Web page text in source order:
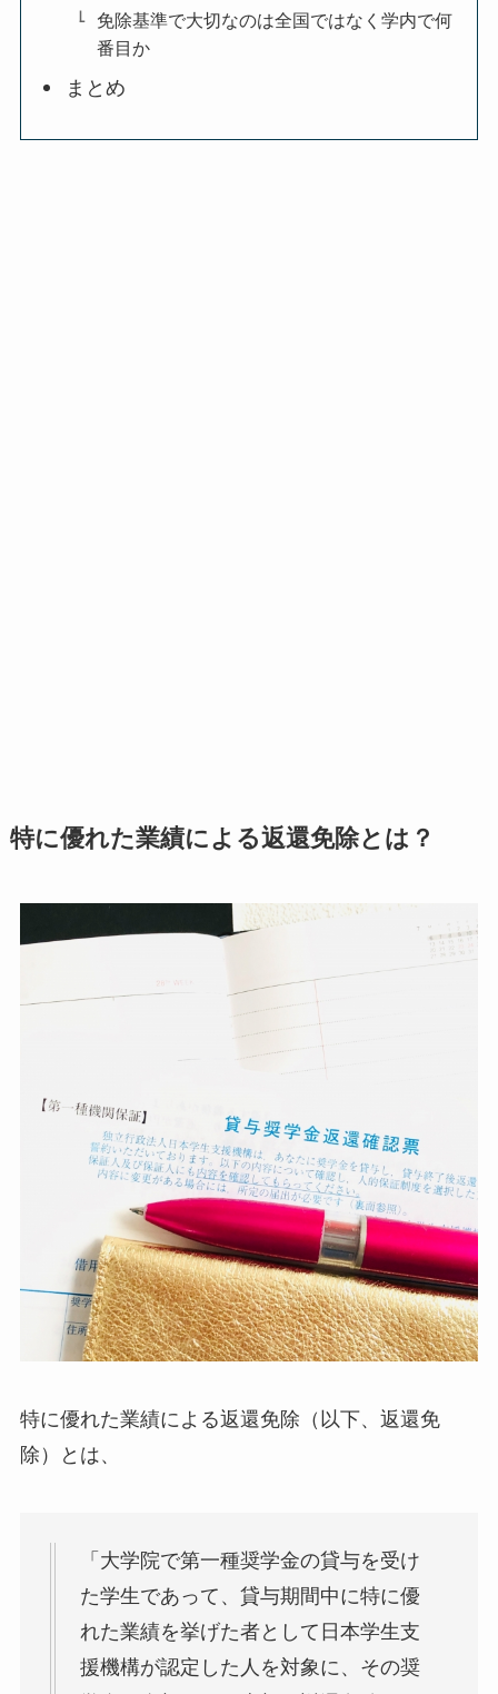
免除基準で大切なのは全国ではなく学内で何
番目か
まとめ
特に優れた業績による返還免除とは？
特に優れた業績による返還免除（以下、返還免
除）とは、
「大学院で第一種奨学金の貸与を受け
た学生であって、貸与期間中に特に優
れた業績を挙げた者として日本学生支
援機構が認定した人を対象に、その奨